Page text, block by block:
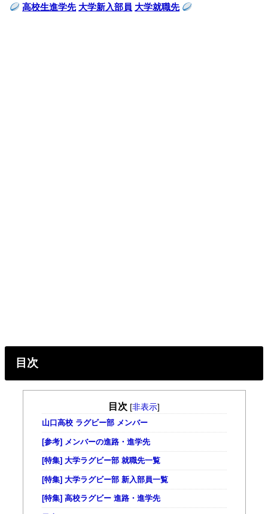
高校生進学先 大学新入部員 大学就職先
目次
目次 [非表示]
山口高校 ラグビー部 メンバー
[参考] メンバーの進路・進学先
[特集] 大学ラグビー部 就職先一覧
[特集] 大学ラグビー部 新入部員一覧
[特集] 高校ラグビー 進路・進学先